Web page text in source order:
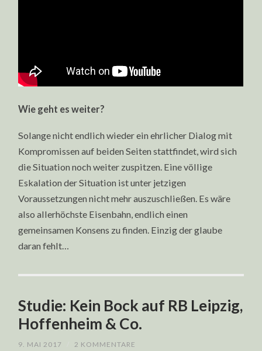
Wie geht es weiter?
Solange nicht endlich wieder ein ehrlicher Dialog mit
Kompromissen auf beiden Seiten stattfindet, wird sich
die Situation noch weiter zuspitzen. Eine völlige
Eskalation der Situation ist unter jetzigen
Voraussetzungen nicht mehr auszuschließen. Es wäre
also allerhöchste Eisenbahn, endlich einen
gemeinsamen Konsens zu finden. Einzig der glaube
daran fehlt…
Studie: Kein Bock auf RB Leipzig,
Hoffenheim & Co.
9. MAI 2017 2 KOMMENTARE